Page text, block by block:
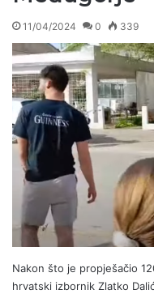
11/04/2024 0 339
Nakon što je propješačio
hrvatski izbornik Zlatko